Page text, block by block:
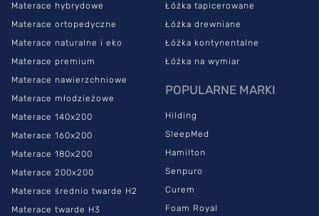
Materace hybrydowe
Materace ortopedyczne
Materace naturalne i eko
Materace premium
Materace nawierzchniowe
Materace młodzieżowe
Materace 140x200
Materace 160x200
Materace 180x200
Materace 200x200
Materace średnio twarde H2
Materace twarde H3
Łóżka tapicerowane
Łóżka drewniane
Łóżka kontynentalne
Łóżka na wymiar
POPULARNE MARKI
Hilding
SleepMed
Hamilton
Senpuro
Curem
Foam Royal